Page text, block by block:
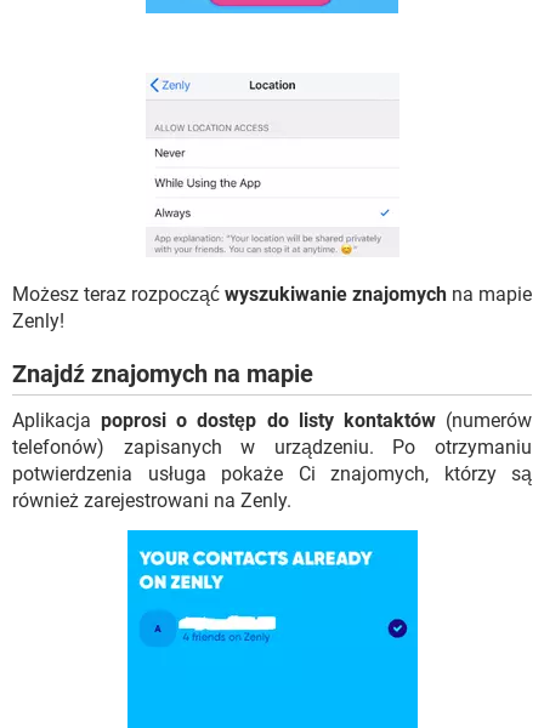
Możesz teraz rozpocząć wyszukiwanie znajomych na mapie
Zenly!
Znajdź znajomych na mapie
Aplikacjapoprosi o dostęp do listy kontaktów(numerów
telefonów) zapisanych w urządzeniu. Po otrzymaniu
potwierdzenia usługa pokaże Ci znajomych, którzy są
również zarejestrowani na Zenly.